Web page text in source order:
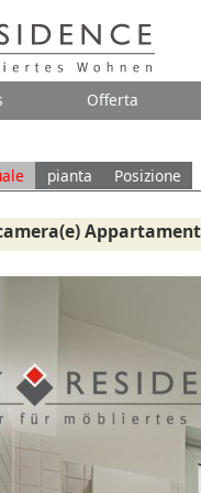
Offerta
pianta Posizione